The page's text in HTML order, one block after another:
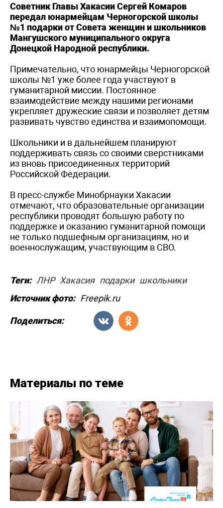
Советник Главы Хакасии Сергей Комаров
передал юнармейцам Черногорской школы
№1 подарки от Совета женщин и школьников
Мангушского муниципального округа
Донецкой Народной республики.
Примечательно, что юнармейцы Черногорской
школы №1 уже более года участвуют в
гуманитарной миссии. Постоянное
взаимодействие между нашими регионами
укрепляет дружеские связи и позволяет детям
развивать чувство единства и взаимопомощи.
Школьники и в дальнейшем планируют
поддерживать связь со своими сверстниками
из вновь присоединенных территорий
Российской Федерации.
В пресс-службе Минобрнауки Хакасии
отмечают, что образовательные организации
республики проводят большую работу по
поддержке и оказанию гуманитарной помощи
не только подшефным организациям, но и
военнослужащим, участвующим в СВО.
Теги: ЛНР Хакасия подарки школьники
Источник фото: Freepik.ru
Поделиться:
Материалы по теме